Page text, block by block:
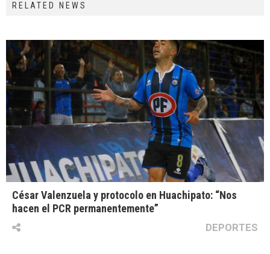
RELATED NEWS
César Valenzuela y protocolo en Huachipato: “Nos
hacen el PCR permanentemente”
DEPORTES